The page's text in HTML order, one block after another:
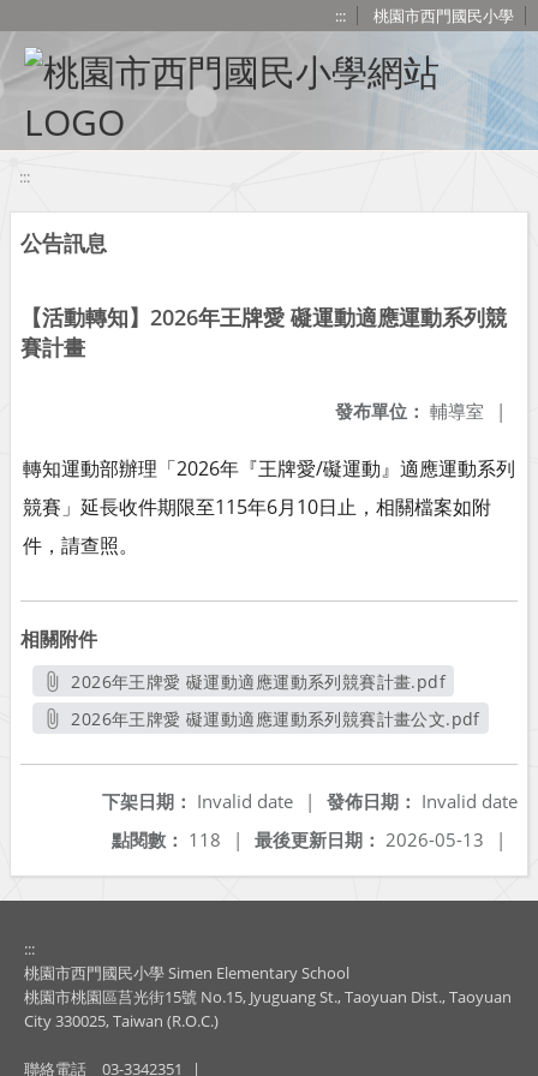
::: 桃園市西門國民小學
:::
公告訊息
【活動轉知】2026年王牌愛 礙運動適應運動系列競
賽計畫
發布單位： 輔導室 |
轉知運動部辦理「2026年『王牌愛/礙運動』適應運動系列
競賽」延長收件期限至115年6月10日止，相關檔案如附
件，請查照。
相關附件
2026年王牌愛 礙運動適應運動系列競賽計畫.pdf
另開新視窗
2026年王牌愛 礙運動適應運動系列競賽計畫公文.pdf
發佈日期： Invalid date
下架日期： Invalid date
|
最後更新日期： 2026-05-13 |
點閱數： 118 |
:::
桃園市西門國民小學 Simen Elementary School
桃園市桃園區莒光街15號 No.15, Jyuguang St., Taoyuan Dist., Taoyuan
City 330025, Taiwan (R.O.C.)
聯絡電話 03-3342351 |